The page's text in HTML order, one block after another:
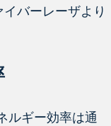
ルギー効率は通